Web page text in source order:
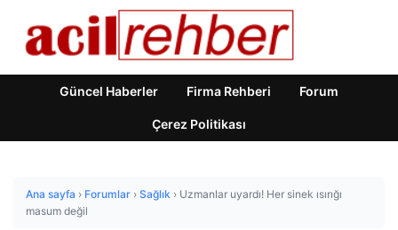
Güncel Haberler Firma Rehberi Forum
Çerez Politikası
Ana sayfa › Forumlar › Sağlık › Uzmanlar uyardı! Her sinek ısırığı
masum değil